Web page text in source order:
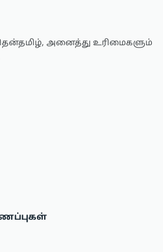
தென்தமிழ், அனைத்து உரிமைகளும்